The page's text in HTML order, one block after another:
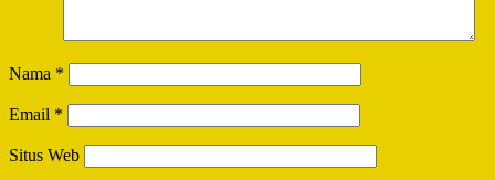
Nama *
Email *
Situs Web